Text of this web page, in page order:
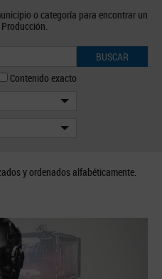
o categoría para encontrar un
BUSCAR
Contenido exacto
y ordenados alfabéticamente.